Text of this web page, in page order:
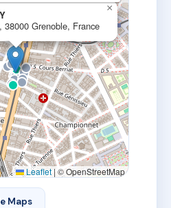
38000 Grenoble, France
×
Leaflet | © OpenStreetMap
Maps